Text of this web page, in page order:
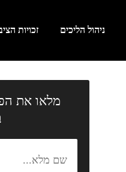
ניהול הליכים זכויות
מלאו את